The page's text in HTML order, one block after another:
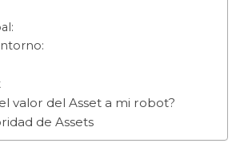
valor del Asset a mi robot?
de Assets